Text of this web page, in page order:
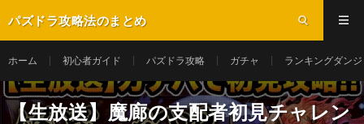
パズドラ攻略法のまとめ
ホーム 初心者ガイド パズドラ攻略 ガチャ ランキングダン
【生放送】魔廊の支配者初見チャレン